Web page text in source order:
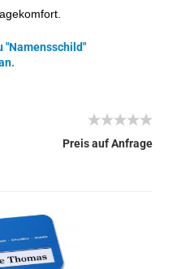
"Namensschild"
Preis auf Anfrage